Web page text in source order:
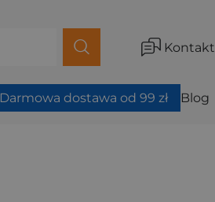
Kontakt
Darmowa dostawa od 99 zł Blog